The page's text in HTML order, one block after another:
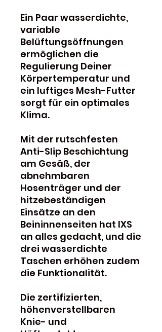
Ein Paar wasserdichte,
variable
Belüftungsöffnungen
ermöglichen die
Regulierung Deiner
Körpertemperatur und
ein luftiges Mesh-Futter
sorgt für ein optimales
Klima.
Mit der rutschfesten
Anti-Slip Beschichtung
am Gesäß, der
abnehmbaren
Hosenträger und der
hitzebeständigen
Einsätze an den
Beininnenseiten hat IXS
an alles gedacht, und die
drei wasserdichte
Taschen erhöhen zudem
die Funktionalität.
Die zertifizierten,
höhenverstellbaren
Knie- und